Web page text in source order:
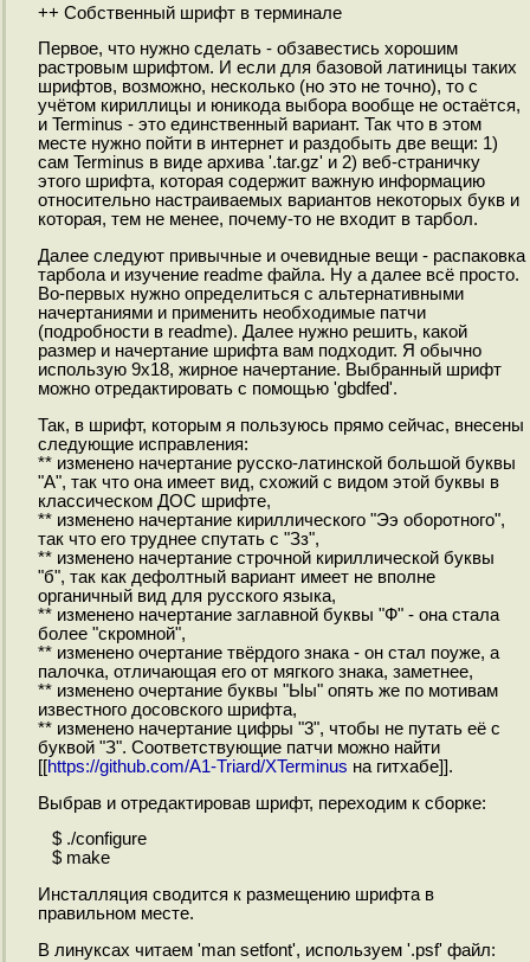
++ Собственный шрифт в терминале
Первое, что нужно сделать - обзавестись хорошим
растровым шрифтом. И если для базовой латиницы таких
шрифтов, возможно, несколько (но это не точно), то с
учётом кириллицы и юникода выбора вообще не остаётся,
и Terminus - это единственный вариант. Так что в этом
месте нужно пойти в интернет и раздобыть две вещи: 1)
сам Terminus в виде архива '.tar.gz' и 2) веб-страничку
этого шрифта, которая содержит важную информацию
относительно настраиваемых вариантов некоторых букв и
которая, тем не менее, почему-то не входит в тарбол.
Далее следуют привычные и очевидные вещи - распаковка
тарбола и изучение readme файла. Ну а далее всё просто.
Во-первых нужно определиться с альтернативными
начертаниями и применить необходимые патчи
(подробности в readme). Далее нужно решить, какой
размер и начертание шрифта вам подходит. Я обычно
использую 9x18, жирное начертание. Выбранный шрифт
можно отредактировать с помощью 'gbdfed'.
Так, в шрифт, которым я пользуюсь прямо сейчас, внесены
следующие исправления:
** изменено начертание русско-латинской большой буквы
"A", так что она имеет вид, схожий с видом этой буквы в
классическом ДОС шрифте,
** изменено начертание кириллического "Ээ оборотного",
так что его труднее спутать с "Зз",
** изменено начертание строчной кириллической буквы
"б", так как дефолтный вариант имеет не вполне
органичный вид для русского языка,
** изменено начертание заглавной буквы "Ф" - она стала
более "скромной",
** изменено очертание твёрдого знака - он стал поуже, а
палочка, отличающая его от мягкого знака, заметнее,
** изменено очертание буквы "Ыы" опять же по мотивам
известного досовского шрифта,
** изменено начертание цифры "3", чтобы не путать её с
буквой "З". Соответствующие патчи можно найти
[[https://github.com/A1-Triard/XTerminus на гитхабе]].
Выбрав и отредактировав шрифт, переходим к сборке:
$ ./configure
$ make
Инсталляция сводится к размещению шрифта в
правильном месте.
В линуксах читаем 'man setfont', используем '.psf' файл: